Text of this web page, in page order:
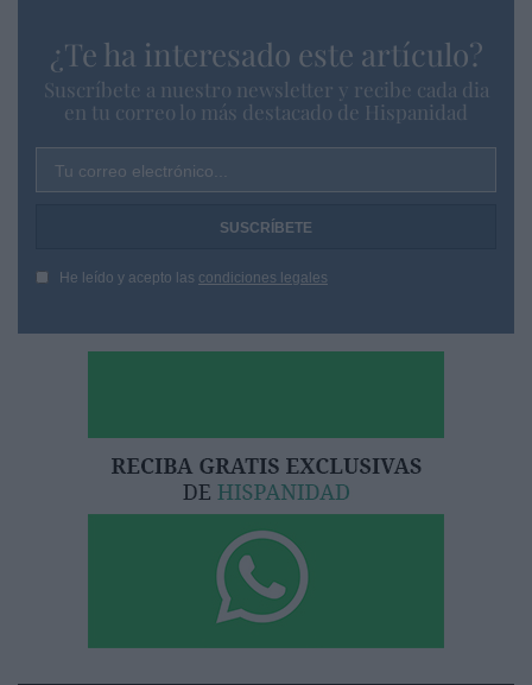
¿Te ha interesado este artículo?
Suscríbete a nuestro newsletter y recibe cada dia
en tu correo lo más destacado de Hispanidad
Tu correo electrónico...
He leído y acepto las condiciones legales